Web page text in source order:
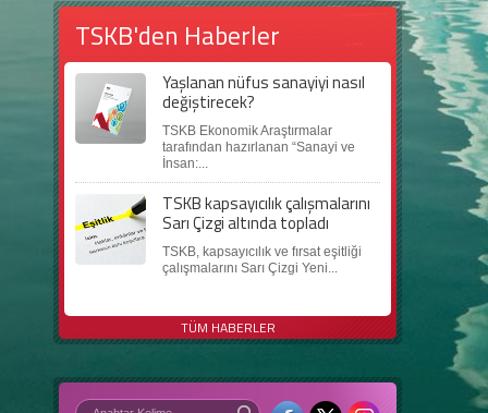
TSKB'den Haberler
Yaşlanan nüfus sanayiyi nasıl
değiştirecek?
TSKB Ekonomik Araştırmalar
tarafından hazırlanan “Sanayi ve
İnsan:...
TSKB kapsayıcılık çalışmalarını
Sarı Çizgi altında topladı
TSKB, kapsayıcılık ve fırsat eşitliği
çalışmalarını Sarı Çizgi Yeni...
TÜM HABERLER